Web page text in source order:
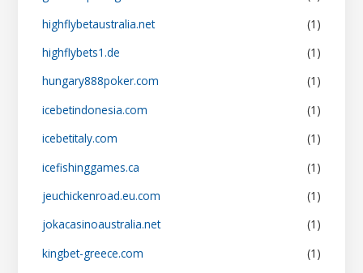
highflybetaustralia.net
(1)
highflybets1.de
(1)
hungary888poker.com
(1)
icebetindonesia.com
(1)
icebetitaly.com
(1)
icefishinggames.ca
(1)
jeuchickenroad.eu.com
(1)
jokacasinoaustralia.net
(1)
kingbet-greece.com
(1)